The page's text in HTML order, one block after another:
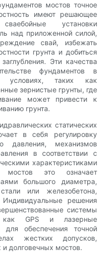
мостов точное
имеют решающее
установки
над приложенной силой,
свай, избежать
грунта и добиться
Эти качества
фундаментов в
условиях, таких как
зернистые грунты, где
может привести к
грунта.
статических
в себя регулировку
давления, механизмов
в соответствии с
характеристиками
это означает
большого диаметра,
или железобетона,
решения
системы
как GPS и лазерные
для обеспечения точной
жестких допусков,
долговечных мостов.